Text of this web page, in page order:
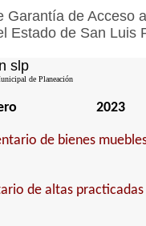
Garantía de Acceso
Estado de San Luis
slp
de Planeación
2023
de bienes
de altas